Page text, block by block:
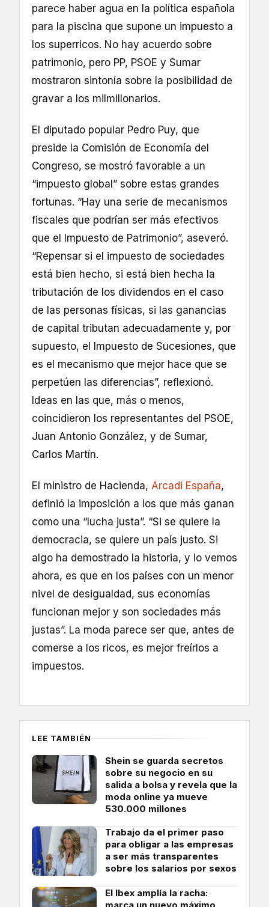
parece haber agua en la política española
para la piscina que supone un impuesto a
los superricos. No hay acuerdo sobre
patrimonio, pero PP, PSOE y Sumar
mostraron sintonía sobre la posibilidad de
gravar a los milmillonarios.
El diputado popular Pedro Puy, que
preside la Comisión de Economía del
Congreso, se mostró favorable a un
“impuesto global” sobre estas grandes
fortunas. “Hay una serie de mecanismos
fiscales que podrían ser más efectivos
que el Impuesto de Patrimonio”, aseveró.
“Repensar si el impuesto de sociedades
está bien hecho, si está bien hecha la
tributación de los dividendos en el caso
de las personas físicas, si las ganancias
de capital tributan adecuadamente y, por
supuesto, el Impuesto de Sucesiones, que
es el mecanismo que mejor hace que se
perpetúen las diferencias”, reflexionó.
Ideas en las que, más o menos,
coincidieron los representantes del PSOE,
Juan Antonio González, y de Sumar,
Carlos Martín.
El ministro de Hacienda, Arcadi España,
definió la imposición a los que más ganan
como una “lucha justa”. “Si se quiere la
democracia, se quiere un país justo. Si
algo ha demostrado la historia, y lo vemos
ahora, es que en los países con un menor
nivel de desigualdad, sus economías
funcionan mejor y son sociedades más
justas”. La moda parece ser que, antes de
comerse a los ricos, es mejor freírlos a
impuestos.
LEE TAMBIÉN
Shein se guarda secretos
sobre su negocio en su
salida a bolsa y revela que la
moda online ya mueve
530.000 millones
Trabajo da el primer paso
para obligar a las empresas
a ser más transparentes
sobre los salarios por sexos
El Ibex amplía la racha: